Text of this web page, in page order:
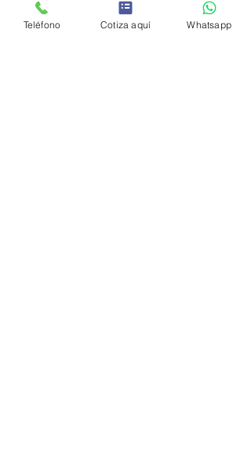
Teléfono Cotiza aquí Whatsapp